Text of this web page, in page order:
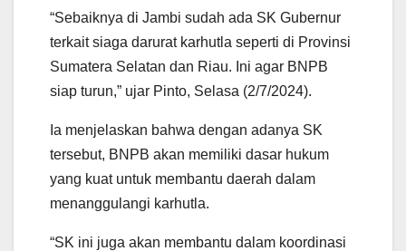
“Sebaiknya di Jambi sudah ada SK Gubernur
terkait siaga darurat karhutla seperti di Provinsi
Sumatera Selatan dan Riau. Ini agar BNPB
siap turun,” ujar Pinto, Selasa (2/7/2024).
Ia menjelaskan bahwa dengan adanya SK
tersebut, BNPB akan memiliki dasar hukum
yang kuat untuk membantu daerah dalam
menanggulangi karhutla.
“SK ini juga akan membantu dalam koordinasi